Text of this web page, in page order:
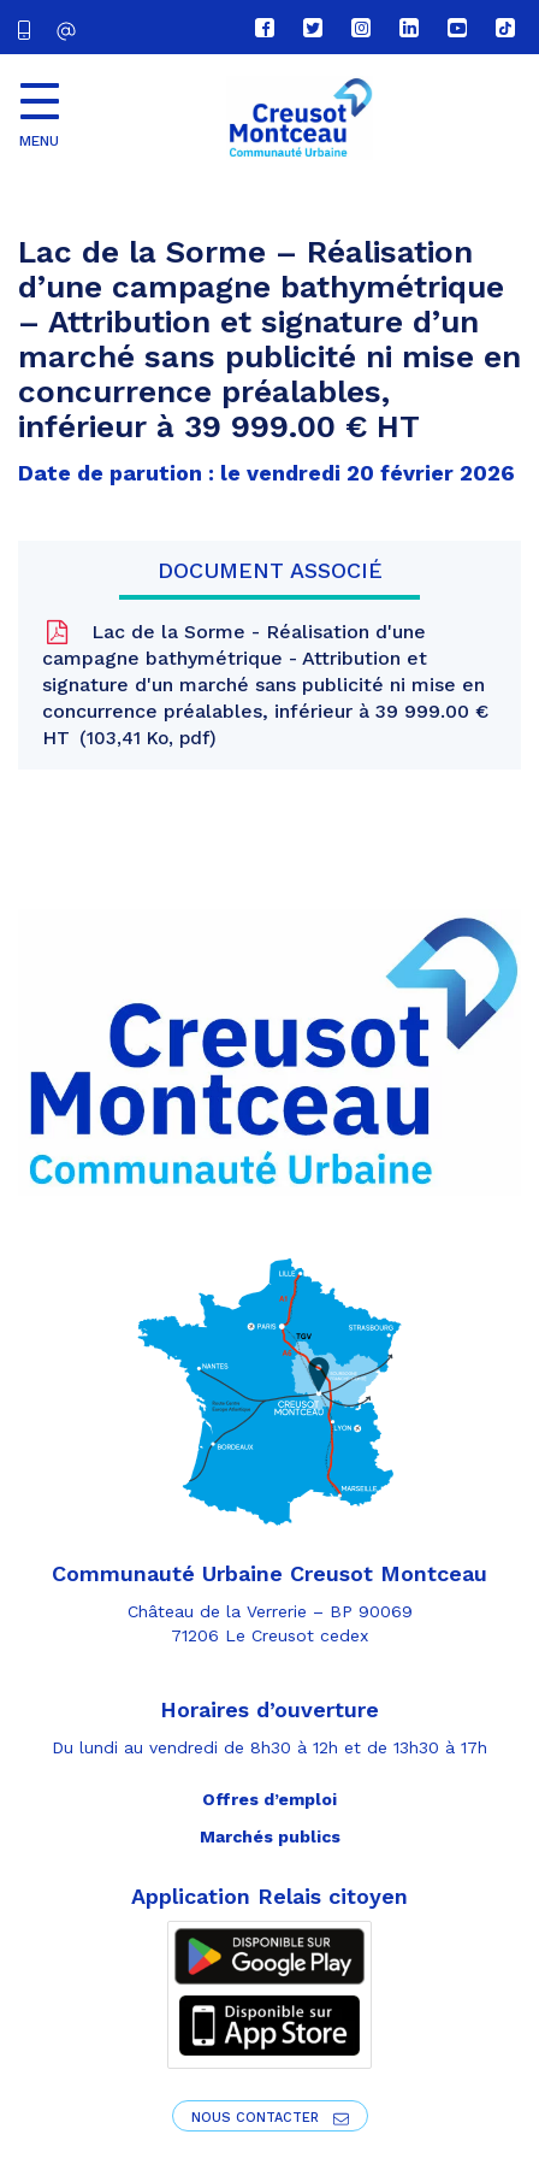
Lien
vers
compte
Facebook
Lien
vers
compte
Twitter
Lien
vers
le
compte
Lien
vers
Lien
vers
Lien
vers
MENU
Lac de la Sorme – Réalisation
d’une campagne bathymétrique
– Attribution et signature d’un
marché sans publicité ni mise en
concurrence préalables,
inférieur à 39 999.00 € HT
Date de parution : le vendredi 20 février 2026
DOCUMENT ASSOCIÉ
Lac de la Sorme - Réalisation d'une
campagne bathymétrique - Attribution et
signature d'un marché sans publicité ni mise en
concurrence préalables, inférieur à 39 999.00 €
HT
103,41 Ko, pdf
Facebook
Partager
Twitter
Partager
par
e-
mail
Communauté Urbaine Creusot Montceau
Château de la Verrerie – BP 90069
71206 Le Creusot cedex
Horaires d’ouverture
Du lundi au vendredi de 8h30 à 12h et de 13h30 à 17h
Offres d’emploi
Marchés publics
Application Relais citoyen
NOUS CONTACTER